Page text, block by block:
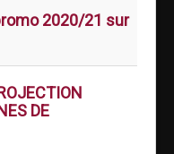
2020/21 sur
DE